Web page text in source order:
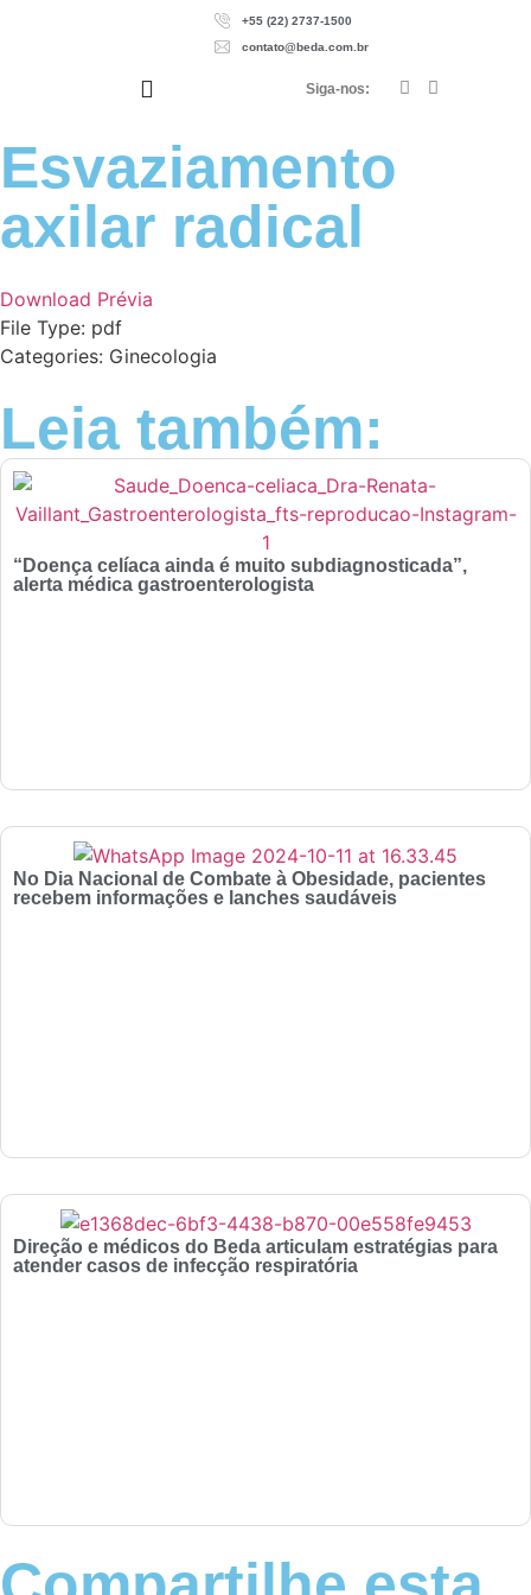
+55 (22) 2737-1500
contato@beda.com.br
Siga-nos:
Esvaziamento
axilar radical
Download Prévia
File Type: pdf
Categories: Ginecologia
Leia também:
“Doença celíaca ainda é muito subdiagnosticada”,
alerta médica gastroenterologista
No Dia Nacional de Combate à Obesidade, pacientes
recebem informações e lanches saudáveis
Direção e médicos do Beda articulam estratégias para
atender casos de infecção respiratória